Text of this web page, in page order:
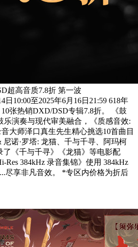
超高音质7.8折 第一波
日10:00至2025年6月16日21:59 618年
张热销DXD/DSD专辑7.8折。 《鼓
乐演奏与现代审美融合，《质感音效:
大师泽口真生先生精心挑选10首曲目
诺·罗塔: 龙猫、千与千寻、阿玛柯
了《千与千寻》《龙猫》等电影配
Res 384kHz 录音集锦》使用 384kHz
尽享非凡音效。 *专区内价格为折后